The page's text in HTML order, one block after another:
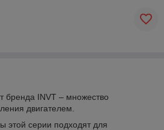
бренда INVT – множество
двигателем.
этой серии подходят для